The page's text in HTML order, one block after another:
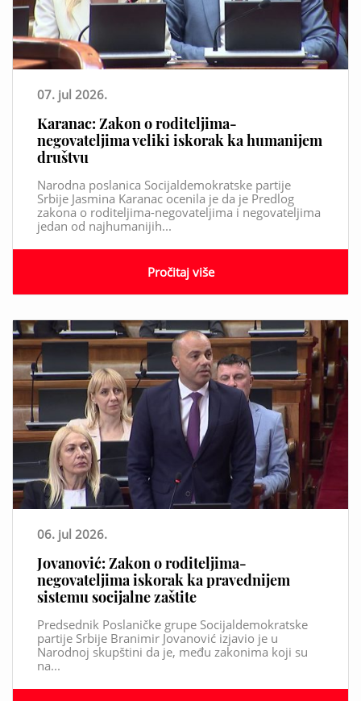
07. jul 2026.
Karanac: Zakon o roditeljima-
negovateljima veliki iskorak ka humanijem
društvu
Narodna poslanica Socijaldemokratske partije
Srbije Jasmina Karanac ocenila je da je Predlog
zakona o roditeljima-negovateljima i negovateljima
jedan od najhumanijih...
Pročitaj više
06. jul 2026.
Jovanović: Zakon o roditeljima-
negovateljima iskorak ka pravednijem
sistemu socijalne zaštite
Predsednik Poslaničke grupe Socijaldemokratske
partije Srbije Branimir Jovanović izjavio je u
Narodnoj skupštini da je, među zakonima koji su
na...